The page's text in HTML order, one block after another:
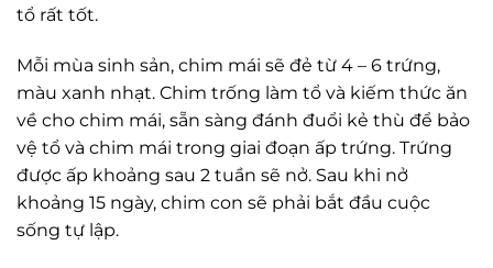
tổ rất tốt.
Mỗi mùa sinh sản, chim mái sẽ đẻ từ 4 – 6 trứng,
màu xanh nhạt. Chim trống làm tổ và kiếm thức ăn
về cho chim mái, sẵn sàng đánh đuổi kẻ thù để bảo
vệ tổ và chim mái trong giai đoạn ấp trứng. Trứng
được ấp khoảng sau 2 tuần sẽ nở. Sau khi nở
khoảng 15 ngày, chim con sẽ phải bắt đầu cuộc
sống tự lập.